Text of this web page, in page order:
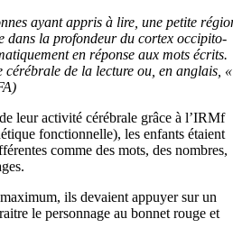
ayant appris à lire, une petite
dans la profondeur du cortex occipito-
en réponse aux mots écrits.
cérébrale de la lecture ou, en anglais, «
leur activité cérébrale grâce à l’IRMf
fonctionnelle), les enfants étaient
comme des mots, des nombres,
ils devaient appuyer sur un
le personnage au bonnet rouge et